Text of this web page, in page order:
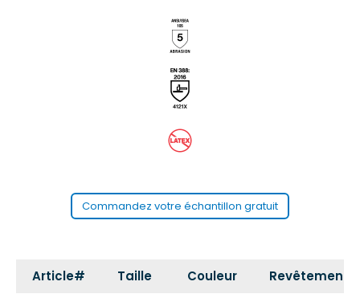
Commandez votre échantillon gratuit
Article# Taille Couleur Revêtement